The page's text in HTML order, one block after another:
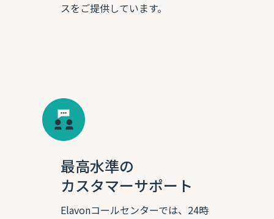
スをご提供しています。
最高水準の
カスタマーサポート
Elavonコールセンターでは、24時